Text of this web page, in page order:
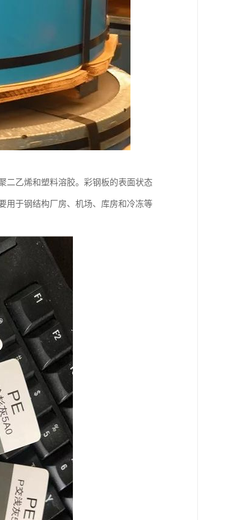
二乙烯和塑料溶胶。彩钢板的表面状态
用于钢结构厂房、机场、库房和冷冻等